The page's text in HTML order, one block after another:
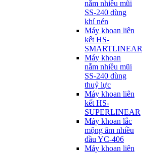
nằm nhiều mũi
SS-240 dùng
khí nén
Máy khoan liên
kết HS-
SMARTLINEAR
Máy khoan
nằm nhiều mũi
SS-240 dùng
thuỷ lực
Máy khoan liên
kết HS-
SUPERLINEAR
Máy khoan lắc
mộng âm nhiều
đầu YC-406
Máy khoan liên